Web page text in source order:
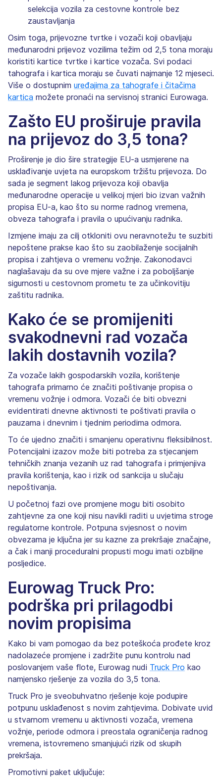
selekcija vozila za cestovne kontrole bez
zaustavljanja
Osim toga, prijevozne tvrtke i vozači koji obavljaju
međunarodni prijevoz vozilima težim od 2,5 tona moraju
koristiti kartice tvrtke i kartice vozača. Svi podaci
tahografa i kartica moraju se čuvati najmanje 12 mjeseci.
Više o dostupnim uređajima za tahografe i čitačima
kartica možete pronaći na servisnoj stranici Eurowaga.
Zašto EU proširuje pravila
na prijevoz do 3,5 tona?
Proširenje je dio šire strategije EU-a usmjerene na
usklađivanje uvjeta na europskom tržištu prijevoza. Do
sada je segment lakog prijevoza koji obavlja
međunarodne operacije u velikoj mjeri bio izvan važnih
propisa EU-a, kao što su norme radnog vremena,
obveza tahografa i pravila o upućivanju radnika.
Izmjene imaju za cilj otkloniti ovu neravnotežu te suzbiti
nepoštene prakse kao što su zaobilaženje socijalnih
propisa i zahtjeva o vremenu vožnje. Zakonodavci
naglašavaju da su ove mjere važne i za poboljšanje
sigurnosti u cestovnom prometu te za učinkovitiju
zaštitu radnika.
Kako će se promijeniti
svakodnevni rad vozača
lakih dostavnih vozila?
Za vozače lakih gospodarskih vozila, korištenje
tahografa primarno će značiti poštivanje propisa o
vremenu vožnje i odmora. Vozači će biti obvezni
evidentirati dnevne aktivnosti te poštivati pravila o
pauzama i dnevnim i tjednim periodima odmora.
To će ujedno značiti i smanjenu operativnu fleksibilnost.
Potencijalni izazov može biti potreba za stjecanjem
tehničkih znanja vezanih uz rad tahografa i primjenjiva
pravila korištenja, kao i rizik od sankcija u slučaju
nepoštivanja.
U početnoj fazi ove promjene mogu biti osobito
zahtjevne za one koji nisu navikli raditi u uvjetima stroge
regulatorne kontrole. Potpuna svjesnost o novim
obvezama je ključna jer su kazne za prekršaje značajne,
a čak i manji proceduralni propusti mogu imati ozbiljne
posljedice.
Eurowag Truck Pro:
podrška pri prilagodbi
novim propisima
Kako bi vam pomogao da bez poteškoća prođete kroz
nadolazeće promjene i zadržite punu kontrolu nad
poslovanjem vaše flote, Eurowag nudi Truck Pro kao
namjensko rješenje za vozila do 3,5 tona.
Truck Pro je sveobuhvatno rješenje koje podupire
potpunu usklađenost s novim zahtjevima. Dobivate uvid
u stvarnom vremenu u aktivnosti vozača, vremena
vožnje, periode odmora i preostala ograničenja radnog
vremena, istovremeno smanjujući rizik od skupih
prekršaja.
Promotivni paket uključuje: